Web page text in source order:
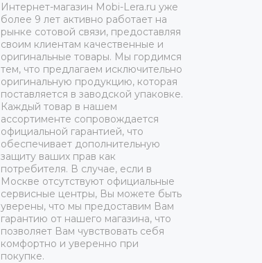
Интернет-магазин Mobi-Lera.ru уже
более 9 лет активно работает на
рынке сотовой связи, предоставляя
своим клиентам качественные и
оригинальные товары. Мы гордимся
тем, что предлагаем исключительно
оригинальную продукцию, которая
поставляется в заводской упаковке.
Каждый товар в нашем
ассортименте сопровождается
официальной гарантией, что
обеспечивает дополнительную
защиту ваших прав как
потребителя. В случае, если в
Москве отсутствуют официальные
сервисные центры, Вы можете быть
уверены, что мы предоставим Вам
гарантию от нашего магазина, что
позволяет Вам чувствовать себя
комфортно и уверенно при
покупке.